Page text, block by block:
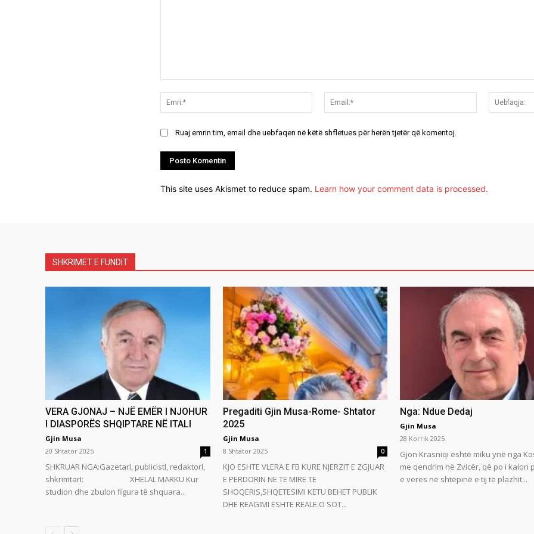
Emri:*
Email:*
Ruaj emrin tim, email dhe uebfaqen në këtë shfletues për herën tjetër që komentoj.
This site uses Akismet to reduce spam. Learn how your comment data is processed.
SHKRIMET E FUNDIT
VERA GJONAJ – NJË EMËR I NJOHUR
I DIASPORËS SHQIPTARE NË ITALI
Gjin Musa
20 Shtator 2025
1
SHKRUAR NGA:GazetarI, publicistI, redaktorI,
shkrimtarI: XHELAL MARKU Kur
studion dhe zbulon figura të shquara...
Pregaditi Gjin Musa-Rome- Shtator
2025
Gjin Musa
8 Shtator 2025
0
KJO ESHTE VLERA E FB KURE NJERZIT E ZGJUAR
E PERDORIN NE TE MIRE TE
SHOQERIS,SHQETESIMI KETU BEHET PUBLIK
DHE REAGIMI ESHTE REALE.O SOT...
Nga: Ndue Dedaj
Gjin Musa
28 Korrik 2025
Gjon Krasniqi është miku ynë nga
me qendrim në Zvicër, që po i kalon
e verës në shtëpinë e tij të plazhit...